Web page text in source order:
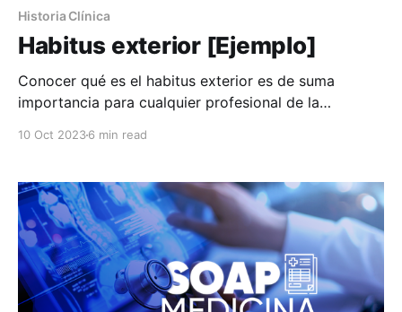
Historia Clínica
Habitus exterior [Ejemplo]
Conocer qué es el habitus exterior es de suma
importancia para cualquier profesional de la
de entrar en detalles es necesario saber que la simple
palabra “habitus”
10 Oct 20236 min read